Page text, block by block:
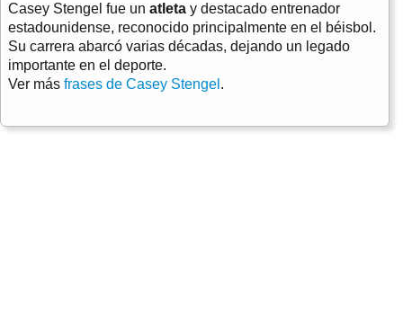
Casey Stengel fue un atleta y destacado entrenador
estadounidense, reconocido principalmente en el béisbol.
Su carrera abarcó varias décadas, dejando un legado
importante en el deporte.
Ver más frases de Casey Stengel .